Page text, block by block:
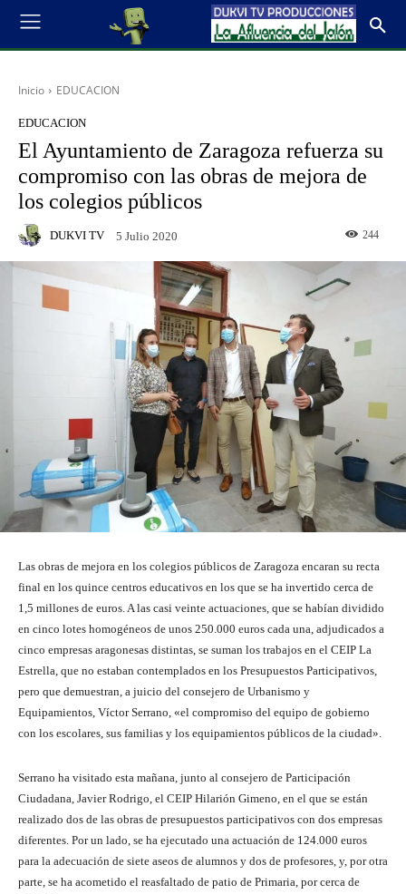
Inicio EDUCACION
EDUCACION
El Ayuntamiento de Zaragoza refuerza su
compromiso con las obras de mejora de
los colegios públicos
DUKVI TV 5 Julio 2020 244
Las obras de mejora en los colegios públicos de Zaragoza encaran su recta
final en los quince centros educativos en los que se ha invertido cerca de
1,5 millones de euros. A las casi veinte actuaciones, que se habían dividido
en cinco lotes homogéneos de unos 250.000 euros cada una, adjudicados a
cinco empresas aragonesas distintas, se suman los trabajos en el CEIP La
Estrella, que no estaban contemplados en los Presupuestos Participativos,
pero que demuestran, a juicio del consejero de Urbanismo y
Equipamientos, Víctor Serrano, «el compromiso del equipo de gobierno
con los escolares, sus familias y los equipamientos públicos de la ciudad».
Serrano ha visitado esta mañana, junto al consejero de Participación
Ciudadana, Javier Rodrigo, el CEIP Hilarión Gimeno, en el que se están
realizado dos de las obras de presupuestos participativos con dos empresas
diferentes. Por un lado, se ha ejecutado una actuación de 124.000 euros
para la adecuación de siete aseos de alumnos y dos de profesores, y, por otra
parte, se ha acometido el reasfaltado de patio de Primaria, por cerca de